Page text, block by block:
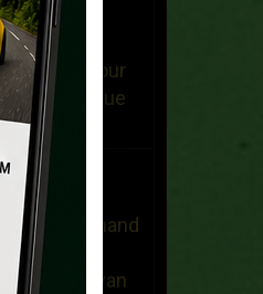
un pot
d'origine pour
sortie unique
25/03/2021
naar iemand
is voor de
motor van